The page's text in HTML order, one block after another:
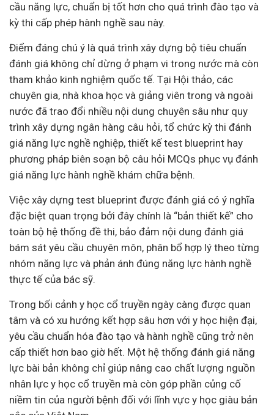
cầu năng lực, chuẩn bị tốt hơn cho quá trình đào tạo và
kỳ thi cấp phép hành nghề sau này.
Điểm đáng chú ý là quá trình xây dựng bộ tiêu chuẩn
đánh giá không chỉ dừng ở phạm vi trong nước mà còn
tham khảo kinh nghiệm quốc tế. Tại Hội thảo, các
chuyên gia, nhà khoa học và giảng viên trong và ngoài
nước đã trao đổi nhiều nội dung chuyên sâu như quy
trình xây dựng ngân hàng câu hỏi, tổ chức kỳ thi đánh
giá năng lực nghề nghiệp, thiết kế test blueprint hay
phương pháp biên soạn bộ câu hỏi MCQs phục vụ đánh
giá năng lực hành nghề khám chữa bệnh.
Việc xây dựng test blueprint được đánh giá có ý nghĩa
đặc biệt quan trọng bởi đây chính là “bản thiết kế” cho
toàn bộ hệ thống đề thi, bảo đảm nội dung đánh giá
bám sát yêu cầu chuyên môn, phân bổ hợp lý theo từng
nhóm năng lực và phản ánh đúng năng lực hành nghề
thực tế của bác sỹ.
Trong bối cảnh y học cổ truyền ngày càng được quan
tâm và có xu hướng kết hợp sâu hơn với y học hiện đại,
yêu cầu chuẩn hóa đào tạo và hành nghề cũng trở nên
cấp thiết hơn bao giờ hết. Một hệ thống đánh giá năng
lực bài bản không chỉ giúp nâng cao chất lượng nguồn
nhân lực y học cổ truyền mà còn góp phần củng cố
niềm tin của người bệnh đối với lĩnh vực y học giàu bản